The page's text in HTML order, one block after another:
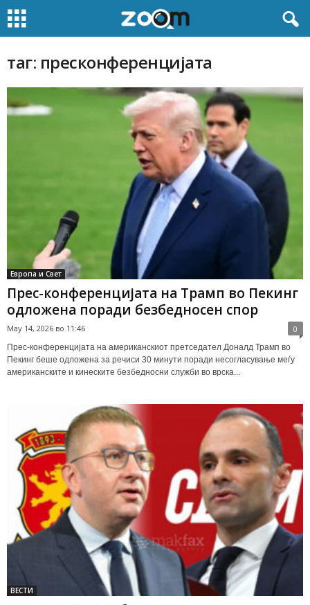
таг: пресконференцијата
Европа и Свет
Прес-конференцијата на Трамп во Пекинг
одложена поради безбедносен спор
May 14, 2026 во 11:46 0
Прес-конференцијата на американскиот претседател Доналд Трамп во
Пекинг беше одложена за речиси 30 минути поради несогласување меѓу
американските и кинеските безбедносни служби во врска...
ВЕСТИ